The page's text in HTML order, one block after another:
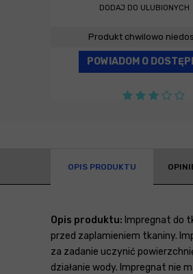
DODAJ DO ULUBIONYCH
Produkt chwilowo
POWIADOM O
OPIS PRODUKTU
Opis produktu: Impregnat do
przed zaplamieniem tkaniny.
za zadanie uczynić
działanie wody. Impregnat nie